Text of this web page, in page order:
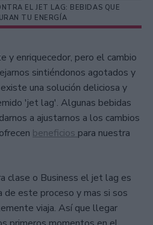
EL JET LAG: BEBIDAS QUE
TU ENERGÍA
y enriquecedor, pero el cambio
sintiéndonos agotados y
una solución deliciosa y
'jet lag'. Algunas bebidas
a ajustarnos a los cambios
beneficios para nuestra
clase o Business el jet lag es
de este proceso y mas si sos
viaja. Así que llegar